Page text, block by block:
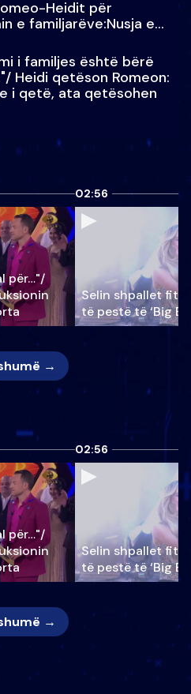
Heidit për
e familjarëve:Nusja e
i familjes është bërë
Heidi qetëson Romeon:
i qetë, ata qetësohen
për…"/
02:56
Selin shpallet
të pestë të ‘Big
→
për…"/
02:56
Selin shpallet
të pestë të ‘Big
→